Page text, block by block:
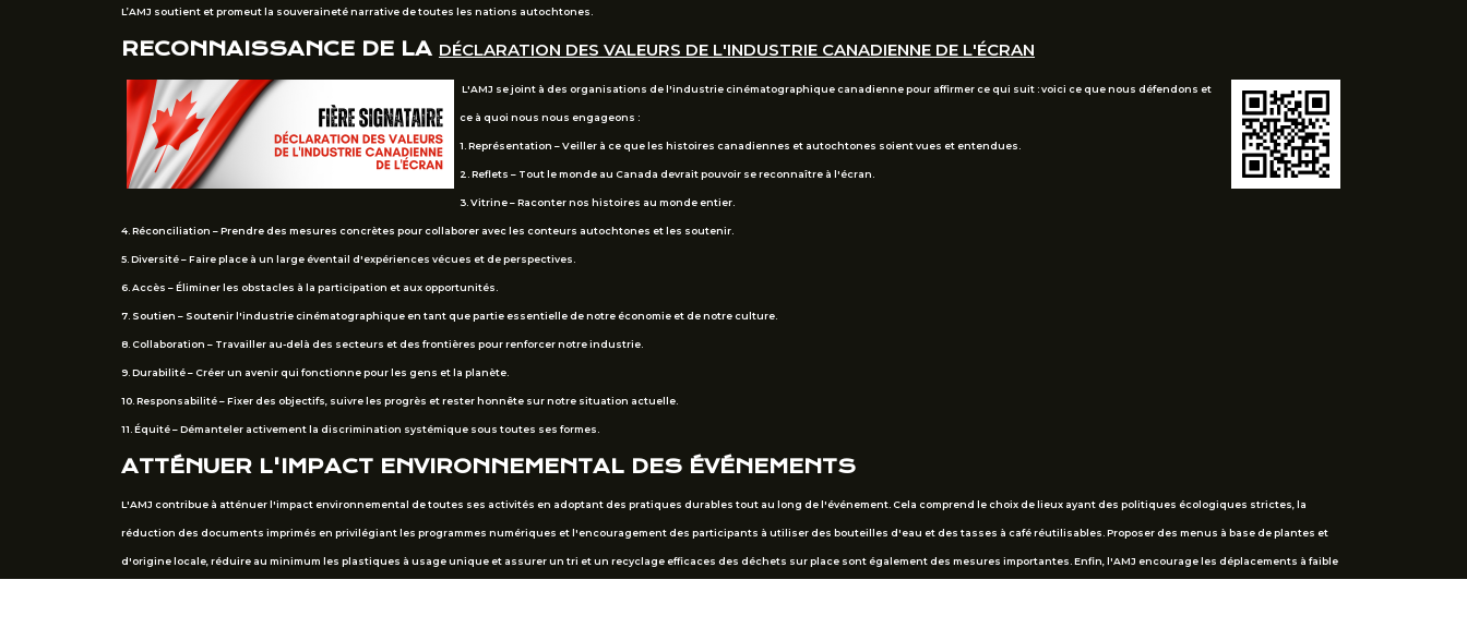
L’AMJ soutient et promeut la souveraineté narrative de toutes les nations autochtones.
RECONNAISSANCE DE LA DÉCLARATION DES VALEURS DE L'INDUSTRIE CANADIENNE DE L'ÉCRAN
L'AMJ se joint à des organisations de l'industrie cinématographique canadienne pour affirmer ce qui suit : voici ce que nous défendons et
ce à quoi nous nous engageons :
1. Représentation – Veiller à ce que les histoires canadiennes et autochtones soient vues et entendues.
2. Reflets – Tout le monde au Canada devrait pouvoir se reconnaître à l'écran.
3. Vitrine – Raconter nos histoires au monde entier.
4. Réconciliation – Prendre des mesures concrètes pour collaborer avec les conteurs autochtones et les soutenir.
5. Diversité – Faire place à un large éventail d'expériences vécues et de perspectives.
6. Accès – Éliminer les obstacles à la participation et aux opportunités.
7. Soutien – Soutenir l'industrie cinématographique en tant que partie essentielle de notre économie et de notre culture.
8. Collaboration – Travailler au-delà des secteurs et des frontières pour renforcer notre industrie.
9. Durabilité – Créer un avenir qui fonctionne pour les gens et la planète.
10. Responsabilité – Fixer des objectifs, suivre les progrès et rester honnête sur notre situation actuelle.
11. Équité – Démanteler activement la discrimination systémique sous toutes ses formes.
ATTÉNUER L'IMPACT ENVIRONNEMENTAL DES ÉVÉNEMENTS
L'AMJ contribue à atténuer l'impact environnemental de toutes ses activités en adoptant des pratiques durables tout au long de l'événement. Cela comprend le choix de lieux ayant des politiques écologiques strictes, la
réduction des documents imprimés en privilégiant les programmes numériques et l'encouragement des participants à utiliser des bouteilles d'eau et des tasses à café réutilisables. Proposer des menus à base de plantes et
d'origine locale, réduire au minimum les plastiques à usage unique et assurer un tri et un recyclage efficaces des déchets sur place sont également des mesures importantes. Enfin, l'AMJ encourage les déplacements à faible